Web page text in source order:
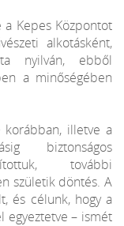
Kepes Központot
alkotásként,
nyilván, ebből
a minőségében
korábban, illetve a
biztonságos
további
születik döntés. A
és célunk, hogy a
egyeztetve – ismét